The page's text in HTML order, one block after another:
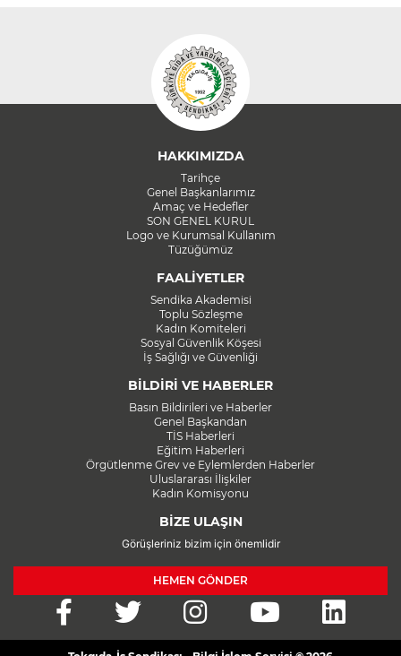
HAKKIMIZDA
Tarihçe
Genel Başkanlarımız
Amaç ve Hedefler
SON GENEL KURUL
Logo ve Kurumsal Kullanım
Tüzüğümüz
FAALİYETLER
Sendika Akademisi
Toplu Sözleşme
Kadın Komiteleri
Sosyal Güvenlik Köşesi
İş Sağlığı ve Güvenliği
BİLDİRİ VE HABERLER
Basın Bildirileri ve Haberler
Genel Başkandan
TİS Haberleri
Eğitim Haberleri
Örgütlenme Grev ve Eylemlerden Haberler
Uluslararası İlişkiler
Kadın Komisyonu
BİZE ULAŞIN
Görüşleriniz bizim için önemlidir
HEMEN GÖNDER